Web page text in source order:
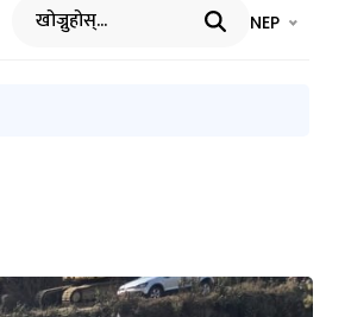
खोज्नुहोस् भाषा चयन
NEP